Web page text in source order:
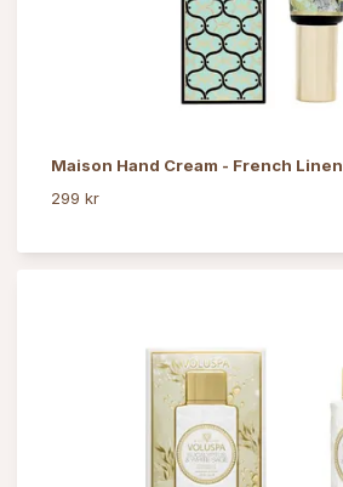
Maison Hand Cream - French Linen
299 kr